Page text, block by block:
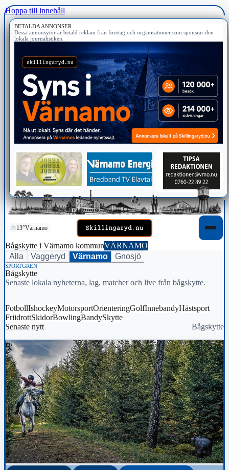
Hoppa till innehåll
BETALDA ANNONSER
Dessa annonsytor är betald reklam från företag och organisationer som sponsrar den
lokala journalistiken.
13°Värnamo
Bågskytte i Värnamo kommunVÄRNAMO
Alla
Vaggeryd Värnamo Gnosjö
SPORTGREN
Bågskytte
Senaste lokala nyheterna, lag, matcher och live från bågskytte.
FotbollIshockeyMotorsportOrienteringGolfInnebandyHästsport
FriidrottSkidorBowlingBandySkytte
Senaste nytt
Bågskytte